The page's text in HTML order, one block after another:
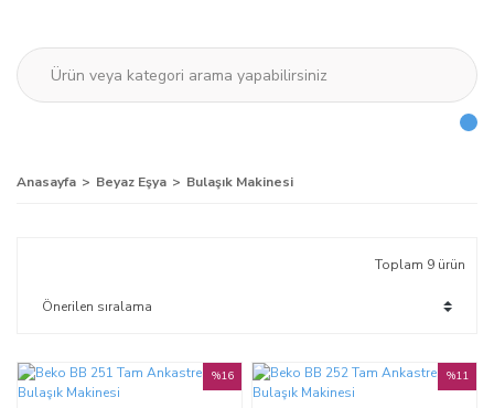
Anasayfa Beyaz Eşya Bulaşık Makinesi
Toplam 9 ürün
%16 %11